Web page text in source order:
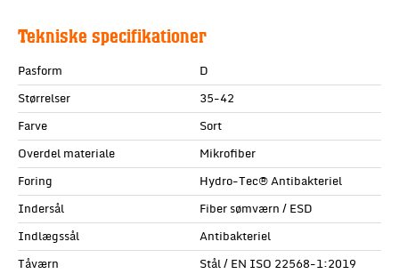
Tekniske specifikationer
Pasform
D
Størrelser
35-42
Farve
Sort
Overdel materiale
Mikrofiber
Foring
Hydro-Tec® Antibakteriel
Indersål
Fiber sømværn / ESD
Indlægssål
Antibakteriel
Tåværn
Stål / EN ISO 22568-1:2019